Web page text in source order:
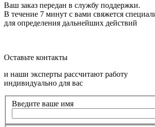
Ваш заказ передан в службу поддержки.
В течение 7 минут с вами свяжется
для определения дальнейших действий
Оставьте контакты
и наши эксперты рассчитают работу
индивидуально для вас
Введите ваше имя